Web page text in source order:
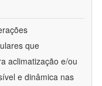
que
aclimatização e/ou
e dinâmica nas